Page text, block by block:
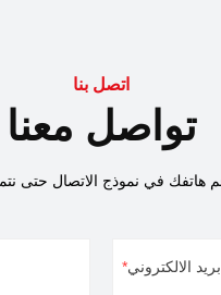
اتصل بنا
تواصل معنا
بريد الالكتروني